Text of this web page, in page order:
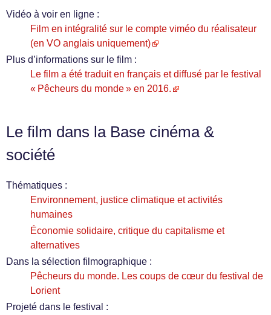
Vidéo à voir en ligne :
Film en intégralité sur le compte viméo du réalisateur
(en VO anglais uniquement)
Plus d’informations sur le film :
Le film a été traduit en français et diffusé par le festival
« Pêcheurs du monde » en 2016.
Le film dans la Base cinéma &
société
Thématiques :
Environnement, justice climatique et activités
humaines
Économie solidaire, critique du capitalisme et
alternatives
Dans la sélection filmographique :
Pêcheurs du monde. Les coups de cœur du festival de
Lorient
Projeté dans le festival :